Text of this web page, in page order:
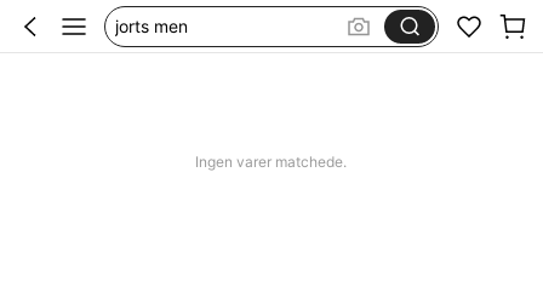
jorts men
Ingen varer matchede.